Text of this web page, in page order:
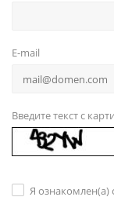
E-mail
Введите текст с
Я ознакомлен(а)